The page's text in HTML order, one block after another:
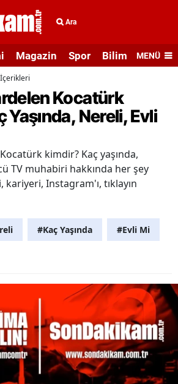
Ara
Magazin Spor Bilim veMENÜ
Kocatürk
Yaşında, Nereli, Evli
kimdir? Kaç yaşında,
TV muhabiri hakkında her şey
Instagram'ı, tıklayın
#Kaç Yaşında #Evli Mi